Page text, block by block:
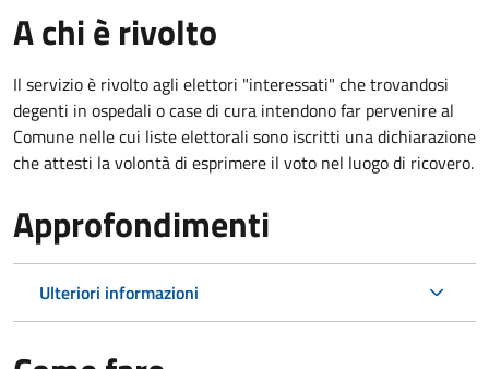
A chi è rivolto
Il servizio è rivolto agli elettori "interessati" che trovandosi
degenti in ospedali o case di cura intendono far pervenire al
Comune nelle cui liste elettorali sono iscritti una dichiarazione
che attesti la volontà di esprimere il voto nel luogo di ricovero.
Approfondimenti
Ulteriori informazioni